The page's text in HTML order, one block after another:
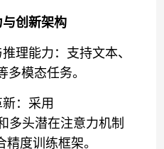
创新架构
能力：支持文本、
多模态任务。
：采用
多头潜在注意力机制
精度训练框架。